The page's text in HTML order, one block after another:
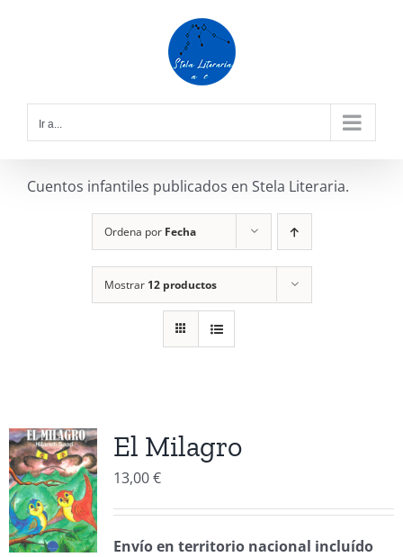
Ir a...
Cuentos infantiles publicados en Stela Literaria.
Ordena por Fecha
Mostrar 12 productos
El Milagro
13,00€
Envío en territorio nacional incluído